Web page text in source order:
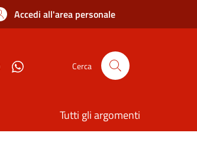
Accedi all'area personale
Cerca
Tutti gli argomenti